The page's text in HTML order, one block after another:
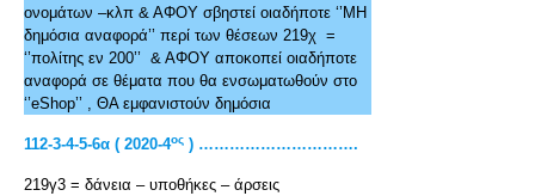
ονομάτων –κλπ & ΑΦΟΥ σβηστεί οιαδήποτε ‘’ΜΗ
δημόσια αναφορά’’ περί των θέσεων 219χ =
‘’πολίτης εν 200’’ & ΑΦΟΥ αποκοπεί οιαδήποτε
αναφορά σε θέματα που θα ενσωματωθούν στο
‘’eShop’’ , ΘΑ εμφανιστούν δημόσια
112-3-4-5-6α ( 2020-4ος ) ………………………….
219γ3 = δάνεια – υποθήκες – άρσεις